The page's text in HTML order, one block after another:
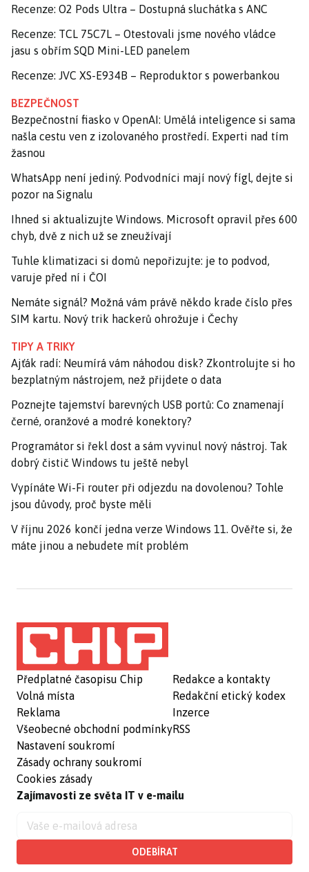
Recenze: O2 Pods Ultra – Dostupná sluchátka s ANC
Recenze: TCL 75C7L – Otestovali jsme nového vládce
jasu s obřím SQD Mini-LED panelem
Recenze: JVC XS-E934B – Reproduktor s powerbankou
BEZPEČNOST
Bezpečnostní fiasko v OpenAI: Umělá inteligence si sama
našla cestu ven z izolovaného prostředí. Experti nad tím
žasnou
WhatsApp není jediný. Podvodníci mají nový fígl, dejte si
pozor na Signalu
Ihned si aktualizujte Windows. Microsoft opravil přes 600
chyb, dvě z nich už se zneužívají
Tuhle klimatizaci si domů nepořizujte: je to podvod,
varuje před ní i ČOI
Nemáte signál? Možná vám právě někdo krade číslo přes
SIM kartu. Nový trik hackerů ohrožuje i Čechy
TIPY A TRIKY
Ajťák radí: Neumírá vám náhodou disk? Zkontrolujte si ho
bezplatným nástrojem, než přijdete o data
Poznejte tajemství barevných USB portů: Co znamenají
černé, oranžové a modré konektory?
Programátor si řekl dost a sám vyvinul nový nástroj. Tak
dobrý čistič Windows tu ještě nebyl
Vypínáte Wi-Fi router při odjezdu na dovolenou? Tohle
jsou důvody, proč byste měli
V říjnu 2026 končí jedna verze Windows 11. Ověřte si, že
máte jinou a nebudete mít problém
Předplatné časopisu Chip
Volná místa
Reklama
Všeobecné obchodní podmínky
Nastavení soukromí
Zásady ochrany soukromí
Cookies zásady
Redakce a kontakty
Redakční etický kodex
Inzerce
RSS
Zajímavosti ze světa IT v e-mailu
ODEBÍRAT